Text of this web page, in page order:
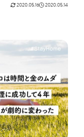
す。
2020.05.16 2020.05.14